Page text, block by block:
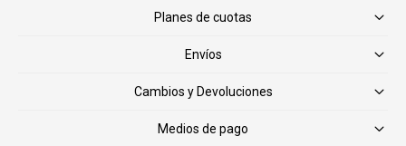
Planes de cuotas
Envíos
Cambios y Devoluciones
Medios de pago